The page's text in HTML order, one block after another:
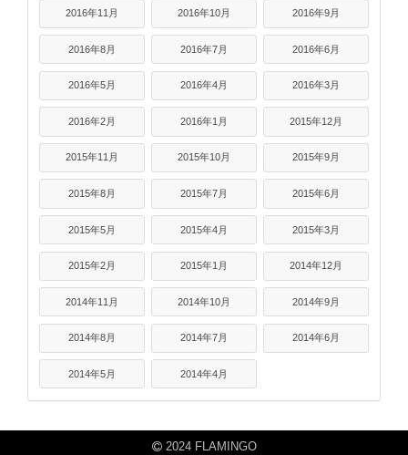
2016年11月 2016年10月 2016年9月
2016年8月 2016年7月 2016年6月
2016年5月 2016年4月 2016年3月
2016年2月 2016年1月 2015年12月
2015年11月 2015年10月 2015年9月
2015年8月 2015年7月 2015年6月
2015年5月 2015年4月 2015年3月
2015年2月 2015年1月 2014年12月
2014年11月 2014年10月 2014年9月
2014年8月 2014年7月 2014年6月
2014年5月 2014年4月
2024 FLAMINGO